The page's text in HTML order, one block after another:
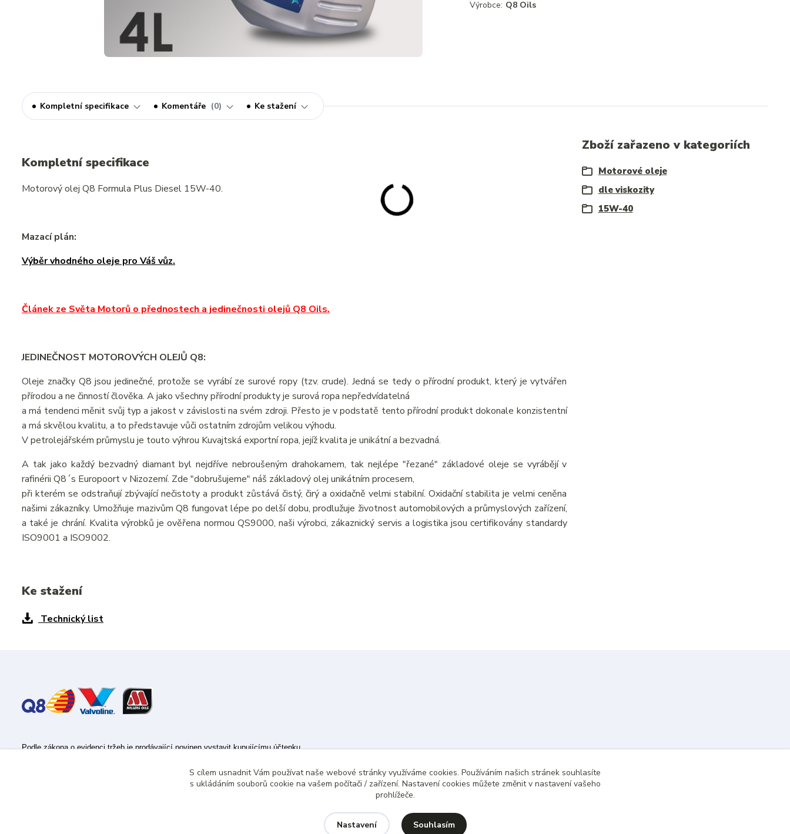
Výrobce: Q8 Oils
Kompletní specifikace Komentáře 0 Ke stažení
Kompletní specifikace
Motorový olej Q8 Formula Plus Diesel 15W-40.
Mazací plán:
Výběr vhodného oleje pro Váš vůz.
Článek ze Světa Motorů o přednostech a jedinečnosti olejů Q8 Oils.
JEDINEČNOST MOTOROVÝCH OLEJŮ Q8:
Oleje značky Q8 jsou jedinečné, protože se vyrábí ze surové ropy (tzv. crude). Jedná se tedy o přírodní produkt, který je vytvářen
přírodou a ne činností člověka. A jako všechny přírodní produkty je surová ropa nepředvídatelná
a má tendenci měnit svůj typ a jakost v závislosti na svém zdroji. Přesto je v podstatě tento přírodní produkt dokonale konzistentní
a má skvělou kvalitu, a to představuje vůči ostatním zdrojům velikou výhodu.
V petrolejářském průmyslu je touto výhrou Kuvajtská exportní ropa, jejíž kvalita je unikátní a bezvadná.
A tak jako každý bezvadný diamant byl nejdříve nebroušeným drahokamem, tak nejlépe "řezané" základové oleje se vyrábějí v
rafinérii Q8´s Europoort v Nizozemí. Zde "dobrušujeme" náš základový olej unikátním procesem,
při kterém se odstraňují zbývající nečistoty a produkt zůstává čistý, čirý a oxidačně velmi stabilní. Oxidační stabilita je velmi ceněna
našimi zákazníky. Umožňuje mazivům Q8 fungovat lépe po delší dobu, prodlužuje životnost automobilových a průmyslových zařízení,
a také je chrání. Kvalita výrobků je ověřena normou QS9000, naši výrobci, zákaznický servis a logistika jsou certifikovány standardy
ISO9001 a ISO9002.
Zboží zařazeno v kategoriích
Motorové oleje
dle viskozity
15W-40
Ke stažení
Technický list
Podle zákona o evidenci tržeb je prodávající povinen vystavit kupujícímu účtenku.
Zároveň je povinen zaevidovat přijatou tržbu u správce daně online; v případě technického výpadku pak nejpozději do 48 hodin.
S cílem usnadnit Vám používat naše webové stránky využíváme cookies. Používáním našich stránek souhlasíte
s ukládáním souborů cookie na vašem počítači / zařízení. Nastavení cookies můžete změnit v nastavení vašeho
prohlížeče.
Nastavení Souhlasím